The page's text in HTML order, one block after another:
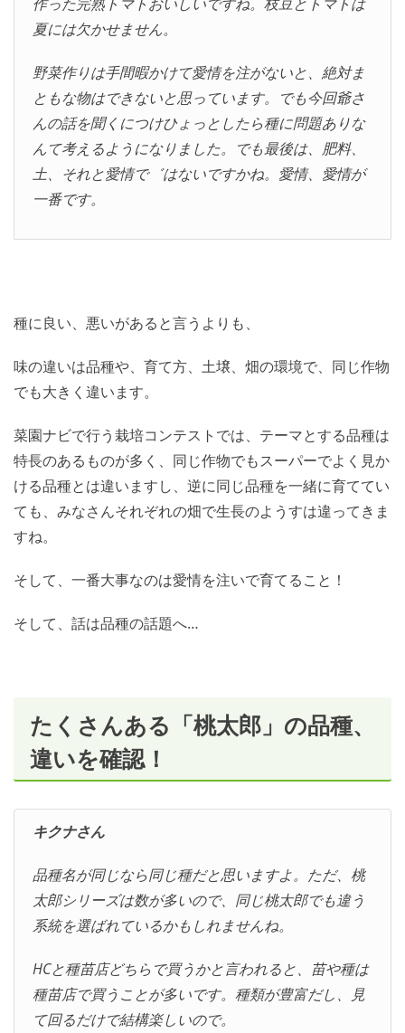
夏には欠かせません。
野菜作りは手間暇かけて愛情を注がないと、絶対ま
ともな物はできないと思っています。でも今回爺さ
んの話を聞くにつけひょっとしたら種に問題ありな
んて考えるようになりました。でも最後は、肥料、
土、それと愛情で゛はないですかね。愛情、愛情が
一番です。
種に良い、悪いがあると言うよりも、
味の違いは品種や、育て方、土壌、畑の環境で、同じ作物
でも大きく違います。
菜園ナビで行う栽培コンテストでは、テーマとする品種は
特長のあるものが多く、同じ作物でもスーパーでよく見か
ける品種とは違いますし、逆に同じ品種を一緒に育ててい
ても、みなさんそれぞれの畑で生長のようすは違ってきま
すね。
そして、一番大事なのは愛情を注いで育てること！
そして、話は品種の話題へ…
たくさんある「桃太郎」の品種、
違いを確認！
キクナさん
品種名が同じなら同じ種だと思いますよ。ただ、桃
太郎シリーズは数が多いので、同じ桃太郎でも違う
系統を選ばれているかもしれませんね。
HCと種苗店どちらで買うかと言われると、苗や種は
種苗店で買うことが多いです。種類が豊富だし、見
て回るだけで結構楽しいので。